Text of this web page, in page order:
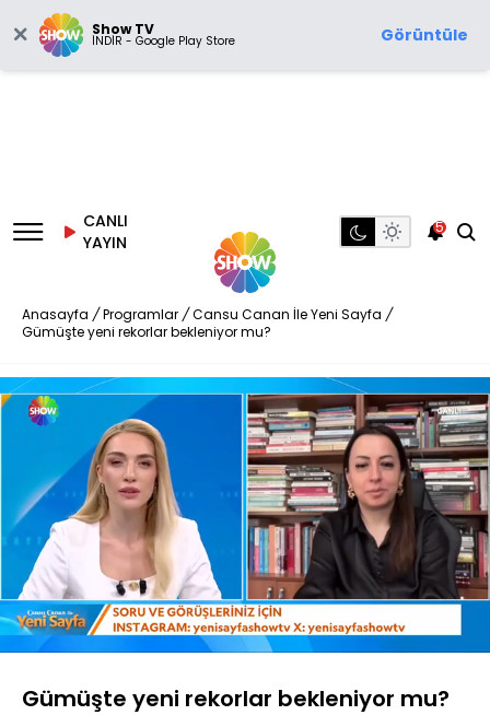
Show TV
İNDİR - Google Play Store Görüntüle
CANLI
YAYIN
5
Anasayfa / Programlar / Cansu Canan İle Yeni Sayfa /
Gümüşte yeni rekorlar bekleniyor mu?
Sesi
Aç
Yüklendi:
5.53%
Oynatma
Hızı
Gümüşte yeni rekorlar bekleniyor mu?